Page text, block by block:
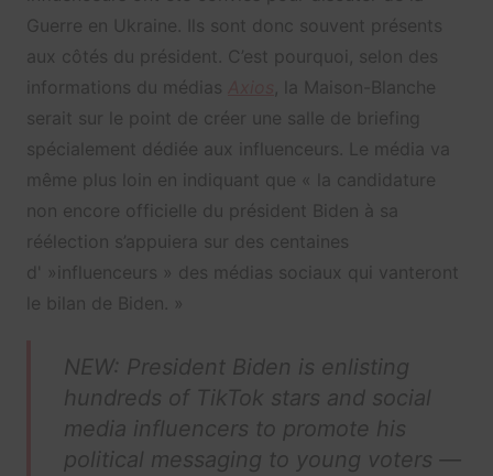
Guerre en Ukraine. Ils sont donc souvent présents
aux côtés du président. C’est pourquoi, selon des
informations du médias
, la Maison-Blanche
serait sur le point de créer une salle de briefing
spécialement dédiée aux influenceurs. Le média va
même plus loin en indiquant que « la candidature
non encore officielle du président Biden à sa
réélection s’appuiera sur des centaines
d' »influenceurs » des médias sociaux qui vanteront
le bilan de Biden. »
NEW: President Biden is enlisting
hundreds of TikTok stars and social
media influencers to promote his
political messaging to young voters —